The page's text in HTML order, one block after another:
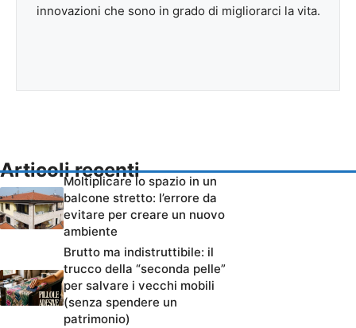
innovazioni che sono in grado di migliorarci la vita.
Articoli recenti
Moltiplicare lo spazio in un
balcone stretto: l’errore da
evitare per creare un nuovo
ambiente
Brutto ma indistruttibile: il
trucco della “seconda pelle”
per salvare i vecchi mobili
(senza spendere un
patrimonio)